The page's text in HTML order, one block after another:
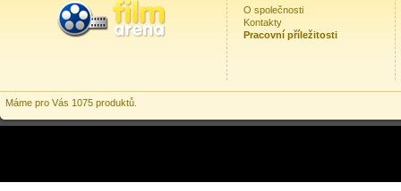
O společnosti
Kontakty
Pracovní příležitosti
Máme pro Vás 1075 produktů.